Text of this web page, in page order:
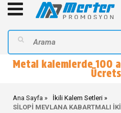
Metal kalemlerde 100
Ana Sayfa
İkili Kalem Setleri
SİLOPİ MEVLANA KABARTMALI